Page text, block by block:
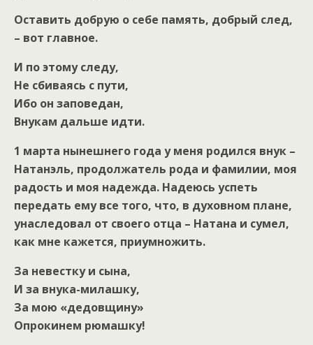
Оставить добрую о себе память, добрый след,
– вот главное.
И по этому следу,
Не сбиваясь с пути,
Ибо он заповедан,
Внукам дальше идти.
1 марта нынешнего года у меня родился внук –
Натанэль, продолжатель рода и фамилии, моя
радость и моя надежда. Надеюсь успеть
передать ему все того, что, в духовном плане,
унаследовал от своего отца – Натана и сумел,
как мне кажется, приумножить.
За невестку и сына,
И за внука-милашку,
За мою «дедовщину»
Опрокинем рюмашку!